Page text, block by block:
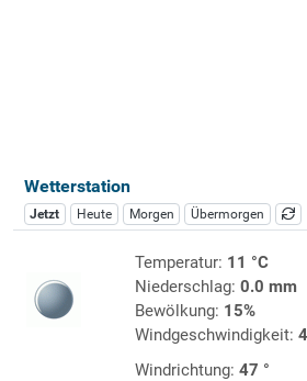
Wetterstation
Jetzt Heute Morgen Übermorgen
Temperatur: 11 °C
Niederschlag: 0.0 mm
Bewölkung: 15%
Windgeschwindigkeit:
Windrichtung: 47 °